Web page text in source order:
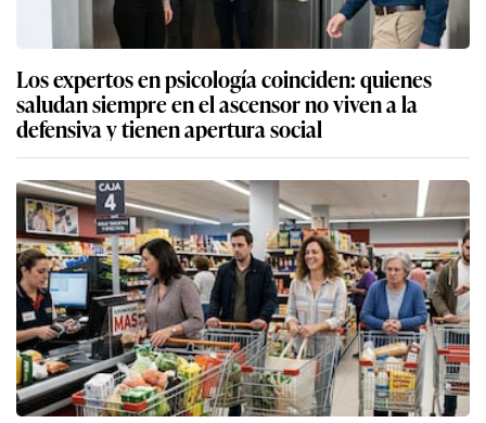
Los expertos en psicología coinciden: quienes
saludan siempre en el ascensor no viven a la
defensiva y tienen apertura social